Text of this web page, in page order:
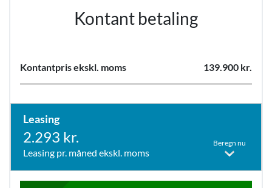
Leasing
2.293 kr.
Leasing pr. måned ekskl. moms
Beregn nu
Kontant betaling
Kontantpris ekskl. moms 139.900 kr.